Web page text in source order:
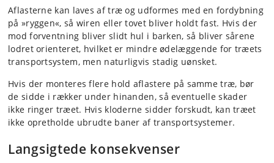
Aflasterne kan laves af træ og udformes med en fordybning
på »ryggen«, så wiren eller tovet bliver holdt fast. Hvis der
mod forventning bliver slidt hul i barken, så bliver sårene
lodret orienteret, hvilket er mindre ødelæggende for træets
transportsystem, men naturligvis stadig uønsket.
Hvis der monteres flere hold aflastere på samme træ, bør
de sidde i rækker under hinanden, så eventuelle skader
ikke ringer træet. Hvis kloderne sidder forskudt, kan træet
ikke opretholde ubrudte baner af transportsystemer.
Langsigtede konsekvenser